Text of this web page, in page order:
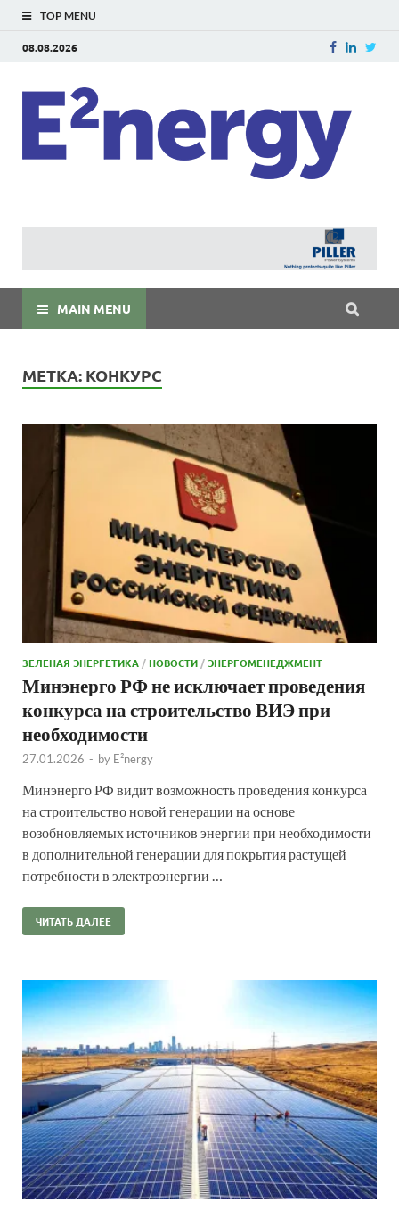
TOP MENU
08.08.2026
MAIN MENU
МЕТКА: КОНКУРС
ЗЕЛЕНАЯ ЭНЕРГЕТИКА /НОВОСТИ /ЭНЕРГОМЕНЕДЖМЕНТ
Минэнерго РФ не исключает проведения
конкурса на строительство ВИЭ при
необходимости
27.01.2026 - by E²nergy
Минэнерго РФ видит возможность проведения конкурса
на строительство новой генерации на основе
возобновляемых источников энергии при необходимости
в дополнительной генерации для покрытия растущей
потребности в электроэнергии …
ЧИТАТЬ ДАЛЕЕ